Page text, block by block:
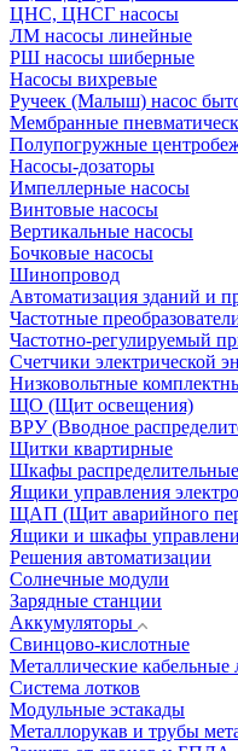
ЦНС, ЦНСГ насосы
ЛМ насосы линейные
РШ насосы шиберные
Насосы вихревые
Ручеек (Малыш) насос
Мембранные
Полупогружные
Насосы-дозаторы
Импеллерные насосы
Винтовые насосы
Вертикальные насосы
Бочковые насосы
Шинопровод
Автоматизация зданий и
Частотные
Частотно-регулируемый
Счетчики электрической
Низковольтные
ЩО (Щит освещения)
ВРУ (Вводное
Щитки квартирные
Шкафы
Ящики управления
ЩАП (Щит аварийного
Ящики и шкафы
Решения автоматизации
Солнечные модули
Зарядные станции
Аккумуляторы
Свинцово-кислотные
Металлические кабельные
Система лотков
Модульные эстакады
Металлорукав и трубы